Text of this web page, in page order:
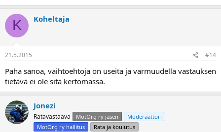
K Koheltaja
21.5.2015 #14
Paha sanoa, vaihtoehtoja on useita ja varmuudella vastauksen
tietävä ei ole sitä kertomassa.
Jonezi
Ratavastaava MotOrg ry jäsen
Moderaattori
MotOrg ry hallitus
Rata ja koulutus